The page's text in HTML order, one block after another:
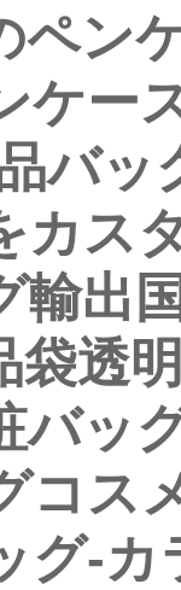
ペン
ケー
バ
カス
輸出
袋透
バッ
コス
グ-